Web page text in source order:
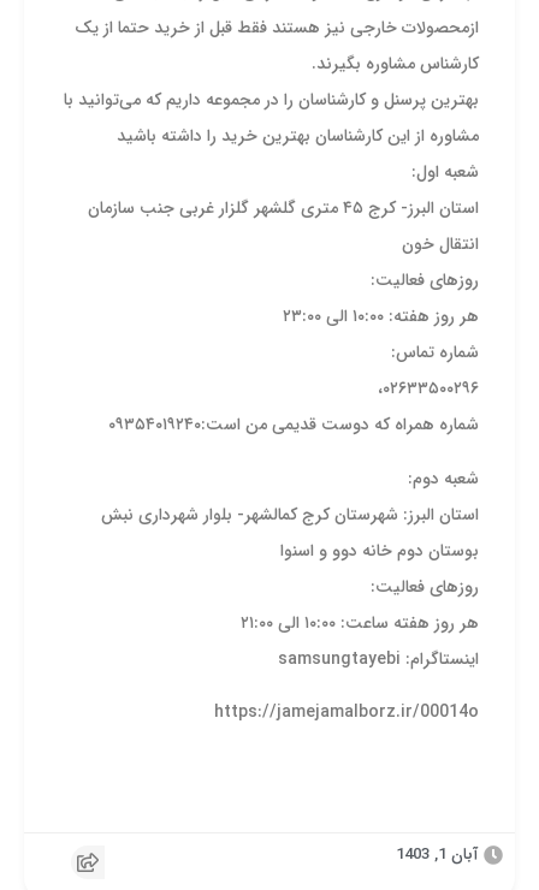
ازمحصولات خارجی نیز هستند فقط قبل از خرید حتما از یک
کارشناس مشاوره بگیرند.
بهترین پرسنل و کارشناسان را در مجموعه داریم که می‌توانید با
مشاوره از این کارشناسان بهترین خرید را داشته باشید
شعبه اول:
استان البرز- کرج ۴۵ متری گلشهر گلزار غربی جنب سازمان
انتقال خون
روز‌های فعالیت:
هر روز هفته: ۱۰:۰۰ الی ۲۳:۰۰
شماره تماس:
۰۲۶۳۳۵۰۰۲۹۶،
شماره همراه که دوست قدیمی من است:۰۹۳۵۴۰۱۹۲۴۰
شعبه دوم:
استان البرز: شهرستان کرج کمالشهر- بلوار شهرداری نبش
بوستان دوم خانه دوو و اسنوا
روز‌های فعالیت:
هر روز هفته ساعت: ۱۰:۰۰ الی ۲۱:۰۰
اینستاگرام: samsungtayebi
https://jamejamalborz.ir/00014o
آبان 1, 1403